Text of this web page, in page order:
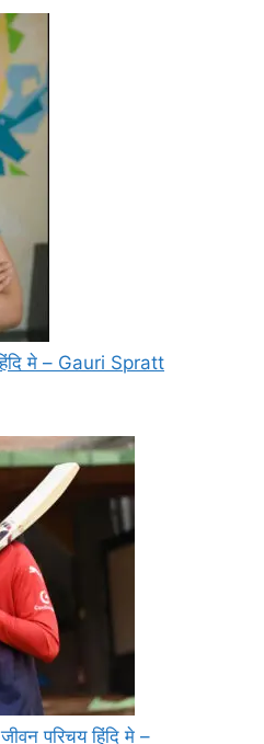
मे – Gauri Spratt
परिचय हिंदि मे –